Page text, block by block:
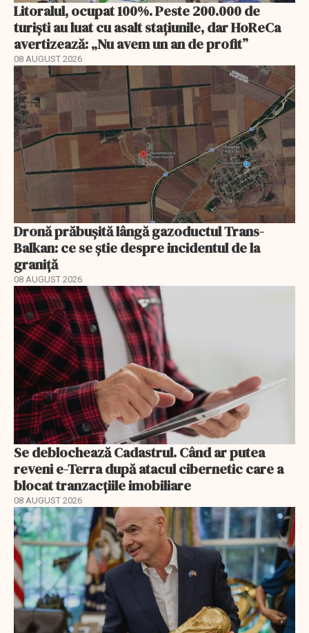
Litoralul, ocupat 100%. Peste 200.000 de
turiști au luat cu asalt stațiunile, dar HoReCa
avertizează: „Nu avem un an de profit”
08 AUGUST 2026
Dronă prăbușită lângă gazoductul Trans-
Balkan: ce se știe despre incidentul de la
graniță
08 AUGUST 2026
Se deblochează Cadastrul. Când ar putea
reveni e-Terra după atacul cibernetic care a
blocat tranzacțiile imobiliare
08 AUGUST 2026